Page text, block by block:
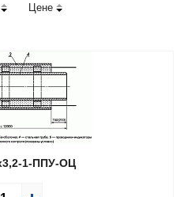
Цене
1-ППУ-ОЦ